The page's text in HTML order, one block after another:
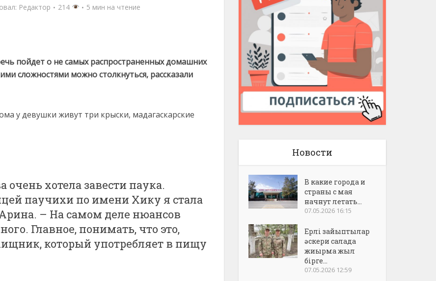
Редактор 214 5 мин на чтение
пойдет о не самых распространенных домашних
сложностями можно столкнуться, рассказали
у девушки живут три крыски, мадагаскарские
очень хотела завести паука.
паучихи по имени Хику я стала
– На самом деле нюансов
Главное, понимать, что это,
который употребляет в пищу
Новости
В какие города и
страны с мая
начнут летать...
07.05.2026 16:15
Ерлі зайыптылар
әскери салада
жиырма жыл
бірге...
07.05.2026 12:59